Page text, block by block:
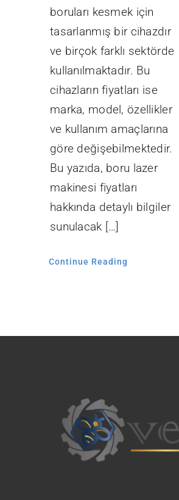
boruları kesmek için
tasarlanmış bir cihazdır
ve birçok farklı sektörde
kullanılmaktadır. Bu
cihazların fiyatları ise
marka, model, özellikler
ve kullanım amaçlarına
göre değişebilmektedir.
Bu yazıda, boru lazer
makinesi fiyatları
hakkında detaylı bilgiler
sunulacak […]
Continue Reading